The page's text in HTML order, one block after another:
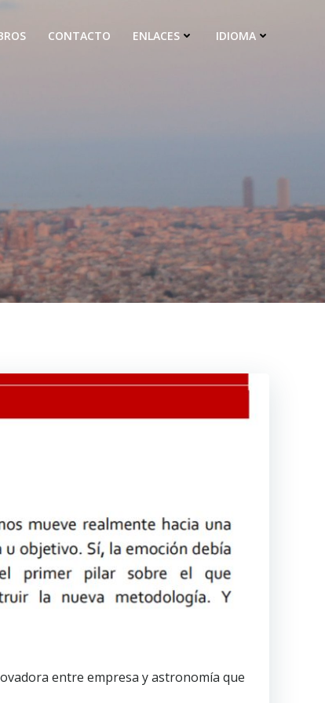
CONTACTO ENLACES IDIOMA
entre empresa y astronomía que